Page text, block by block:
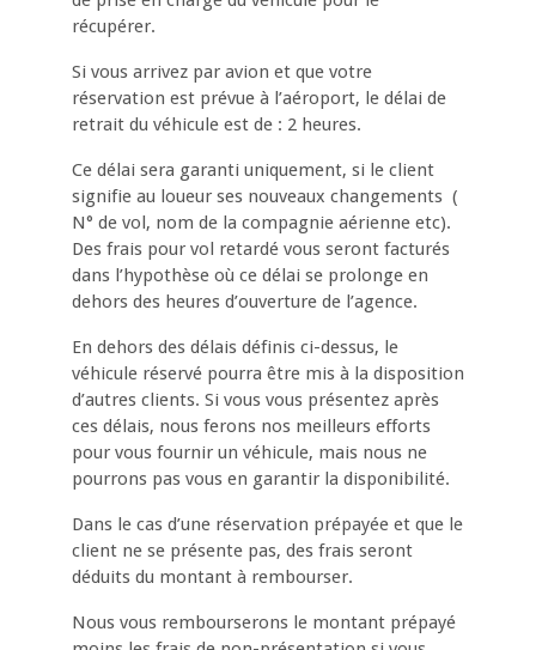
récupérer.
Si vous arrivez par avion et que votre
réservation est prévue à l’aéroport, le délai de
retrait du véhicule est de : 2 heures.
Ce délai sera garanti uniquement, si le client
signifie au loueur ses nouveaux changements (
N° de vol, nom de la compagnie aérienne etc).
Des frais pour vol retardé vous seront facturés
dans l’hypothèse où ce délai se prolonge en
dehors des heures d’ouverture de l’agence.
En dehors des délais définis ci-dessus, le
véhicule réservé pourra être mis à la disposition
d’autres clients. Si vous vous présentez après
ces délais, nous ferons nos meilleurs efforts
pour vous fournir un véhicule, mais nous ne
pourrons pas vous en garantir la disponibilité.
Dans le cas d’une réservation prépayée et que le
client ne se présente pas, des frais seront
déduits du montant à rembourser.
Nous vous rembourserons le montant prépayé